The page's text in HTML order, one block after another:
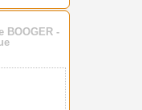
BOOGER -